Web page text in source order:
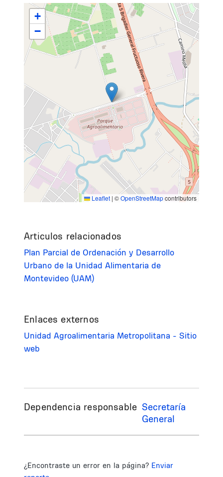
+
−
Leaflet | ©OpenStreetMapcontributors
Articulos relacionados
Plan Parcial de Ordenación y Desarrollo
Urbano de la Unidad Alimentaria de
Montevideo (UAM)
Enlaces externos
Unidad Agroalimentaria Metropolitana - Sitio
web
Dependencia responsable Secretaría
General
¿Encontraste un error en la página? Enviar